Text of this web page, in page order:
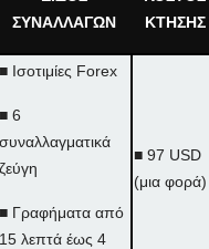
ΣΥΝΑΛΛΑΓΩΝ
ΚΤΗΣΗΣ
■ Ισοτιμίες Forex
■ 6
συναλλαγματικά
ζεύγη
■ Γραφήματα από
15 λεπτά έως 4
■ 97 USD
(μια φορά)